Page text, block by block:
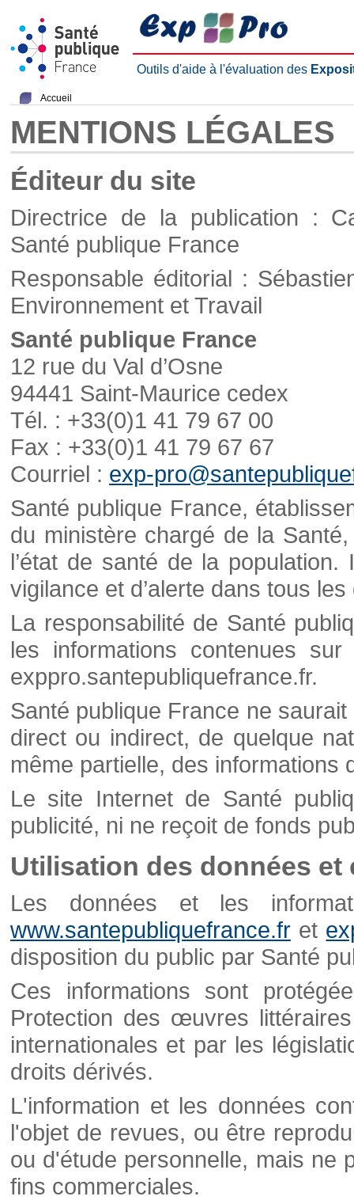
Outils d'aide à l'évaluation des
Accueil
MENTIONS LÉGALES
Éditeur du site
Directrice de la publication :
Santé publique France
Responsable éditorial :
Environnement et Travail
Santé publique France
12 rue du Val d’Osne
94441 Saint-Maurice cedex
Tél. : +33(0)1 41 79 67 00
Fax : +33(0)1 41 79 67 67
Courriel : exp-
Santé publique France,
du ministère chargé de la
l’état de santé de la
vigilance et d’alerte dans tous
La responsabilité de Santé
les informations contenues
exppro.santepubliquefrance.fr.
Santé publique France ne
direct ou indirect, de quelque
même partielle, des informations
Le site Internet de Santé
publicité, ni ne reçoit de fonds
Utilisation des données et
Les données et les
www.santepubliquefrance.fr et
disposition du public par Santé
Ces informations sont
Protection des œuvres
internationales et par les
droits dérivés.
L'information et les données
l'objet de revues, ou être
ou d'étude personnelle, mais ne
fins commerciales.